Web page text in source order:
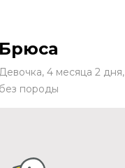
Брюса
Девочка, 4 месяца 2 дня,
без породы